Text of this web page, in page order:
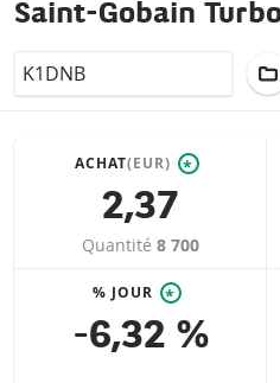
Saint-Gobain
LocalCode
ACHAT(EUR) *
2,37
Quantité 8 700
% JOUR *
-6,32 %